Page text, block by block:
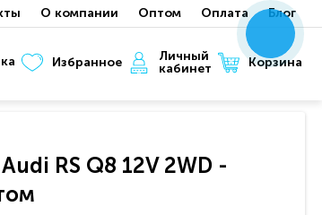
О компании Оптом Оплата Блог
Избранное
Личный
кабинет
Корзина
RS Q8 12V 2WD -
xxx